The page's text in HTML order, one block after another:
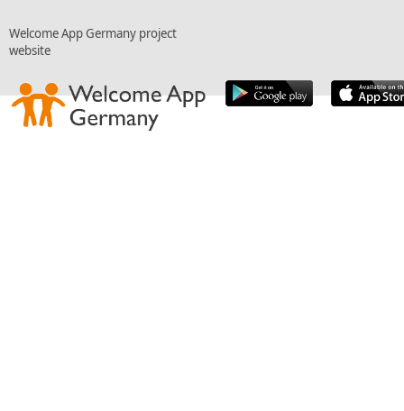
Welcome App Germany project
website